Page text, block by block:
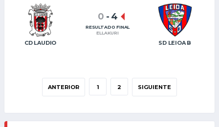
CD LAUDIO SD LEIOA B
0 - 4
RESULTADO FINAL
ELLAKURI
ANTERIOR 1 2 SIGUIENTE